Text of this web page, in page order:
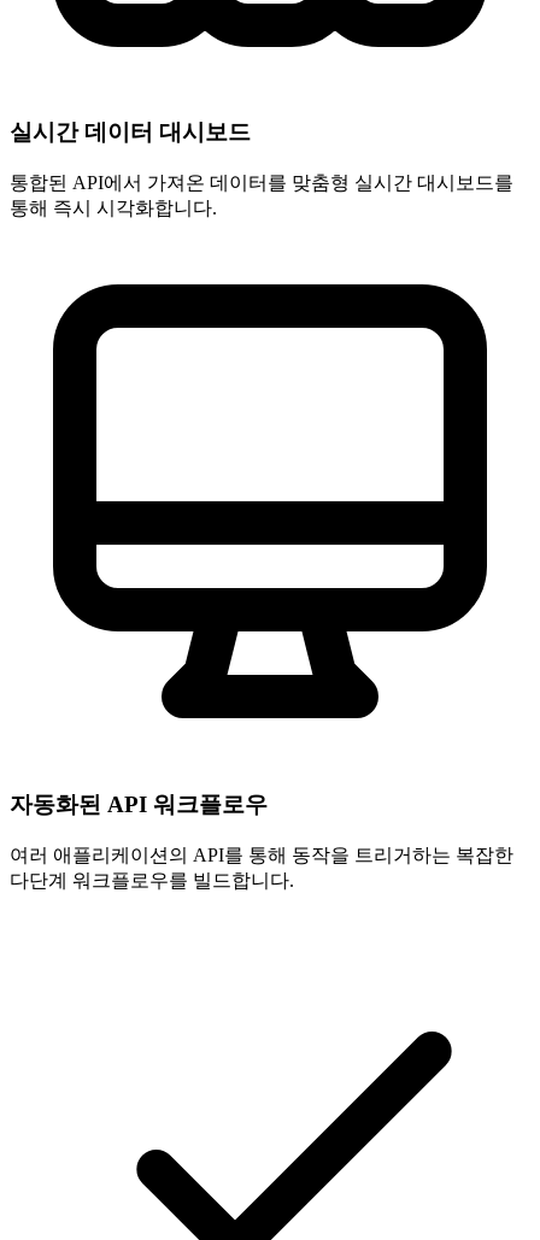
실시간 데이터 대시보드
통합된 API에서 가져온 데이터를 맞춤형 실시간 대시보드를
통해 즉시 시각화합니다.
자동화된 API 워크플로우
여러 애플리케이션의 API를 통해 동작을 트리거하는 복잡한
다단계 워크플로우를 빌드합니다.